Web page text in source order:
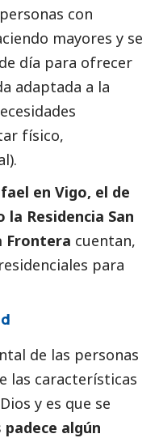
con
mayores y se
día para ofrecer
adaptada a la
físico,
en Vigo, el de
Residencia San
Frontera cuentan,
para
de las personas
las características
y es que se
padece algún